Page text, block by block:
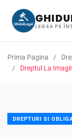
LEGEA PE
Prima Pagina
Dreptul La
DREPTURI SI